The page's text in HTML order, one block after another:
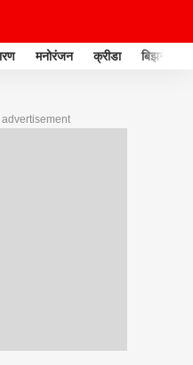
मनोरंजन क्रीडा बिझनेस